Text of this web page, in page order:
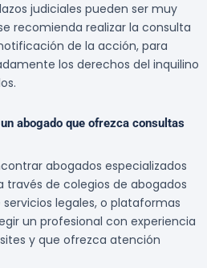
judiciales pueden ser muy
recomienda realizar la consulta
de la acción, para
los derechos del inquilino
abogado que ofrezca consultas
abogados especializados
través de colegios de abogados
legales, o plataformas
un profesional con experiencia
y que ofrezca atención